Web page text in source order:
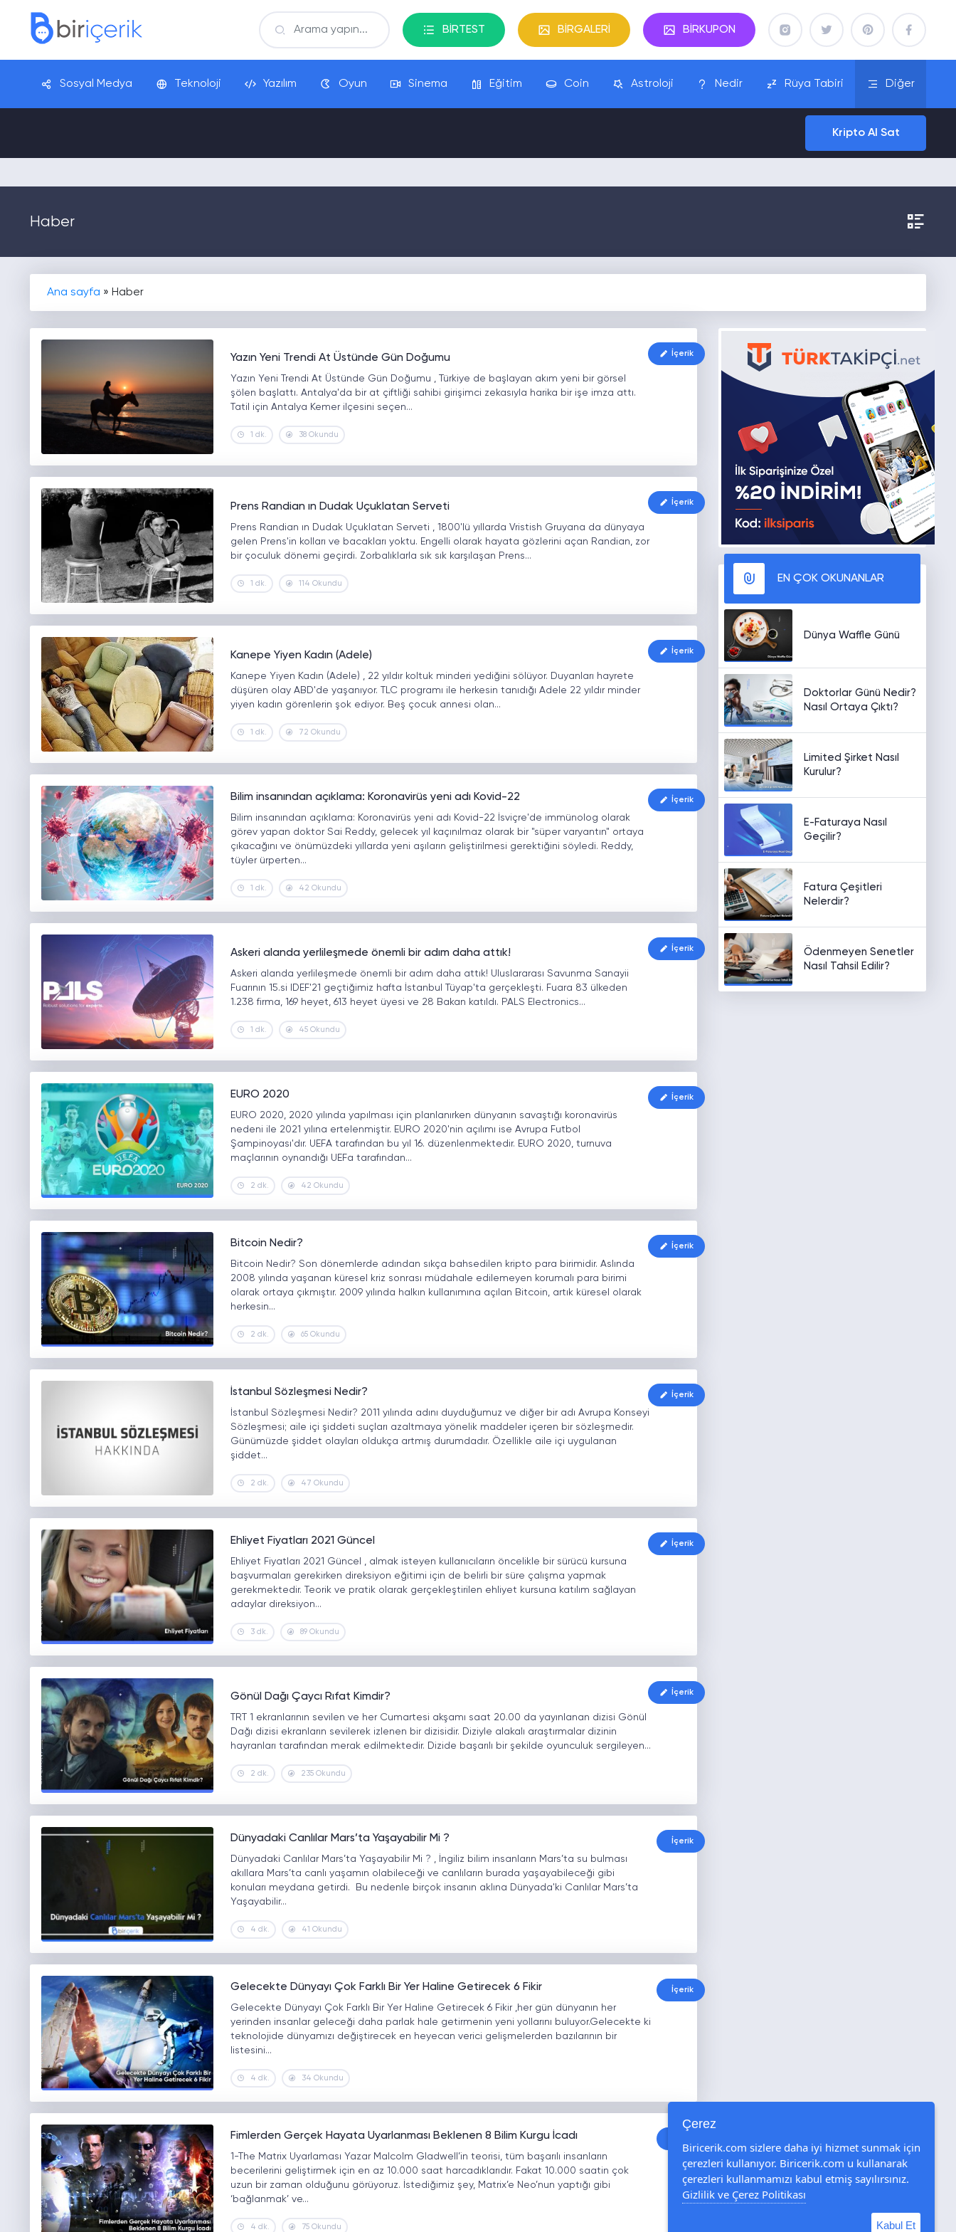
BİRTEST BİRGALERİ BİRKUPON
Sosyal Medya Teknoloji Yazılım Oyun Sinema Eğitim Coin Astroloji Nedir Rüya Tabiri Diğer
Kripto Al Sat
Haber
Ana sayfa » Haber
İçerik
Yazın Yeni Trendi At Üstünde Gün Doğumu
Yazın Yeni Trendi At Üstünde Gün Doğumu , Türkiye de başlayan akım yeni bir görsel
şölen başlattı. Antalya'da bir at çiftliği sahibi girişimci zekasıyla harika bir işe imza attı.
Tatil için Antalya Kemer ilçesini seçen…
1 dk. 38 Okundu
İçerik
Prens Randian ın Dudak Uçuklatan Serveti
Prens Randian ın Dudak Uçuklatan Serveti , 1800'lü yıllarda Vristish Gruyana da dünyaya
gelen Prens'in kolları ve bacakları yoktu. Engelli olarak hayata gözlerini açan Randian, zor
bir çoculuk dönemi geçirdi. Zorbalıklarla sık sık karşılaşan Prens…
1 dk. 114 Okundu
İçerik
Kanepe Yiyen Kadın (Adele)
Kanepe Yiyen Kadın (Adele) , 22 yıldır koltuk minderi yediğini sölüyor. Duyanları hayrete
düşüren olay ABD'de yaşanıyor. TLC programı ile herkesin tanıdığı Adele 22 yıldır minder
yiyen kadın görenlerin şok ediyor. Beş çocuk annesi olan…
1 dk. 72 Okundu
İçerik
Bilim insanından açıklama: Koronavirüs yeni adı Kovid-22
Bilim insanından açıklama: Koronavirüs yeni adı Kovid-22 İsviçre'de immünolog olarak
görev yapan doktor Sai Reddy, gelecek yıl kaçınılmaz olarak bir "süper varyantın" ortaya
çıkacağını ve önümüzdeki yıllarda yeni aşıların geliştirilmesi gerektiğini söyledi. Reddy,
tüyler ürperten…
1 dk. 42 Okundu
İçerik
Askeri alanda yerlileşmede önemli bir adım daha attık!
Askeri alanda yerlileşmede önemli bir adım daha attık! Uluslararası Savunma Sanayii
Fuarının 15.si IDEF'21 geçtiğimiz hafta İstanbul Tüyap'ta gerçekleşti. Fuara 83 ülkeden
1.238 firma, 169 heyet, 613 heyet üyesi ve 28 Bakan katıldı. PALS Electronics…
1 dk. 45 Okundu
İçerik
EURO 2020
EURO 2020, 2020 yılında yapılması için planlanırken dünyanın savaştığı koronavirüs
nedeni ile 2021 yılına ertelenmiştir. EURO 2020'nin açılımı ise Avrupa Futbol
Şampinoyası'dır. UEFA tarafından bu yıl 16. düzenlenmektedir. EURO 2020, turnuva
maçlarının oynandığı UEFa tarafından…
2 dk. 42 Okundu
İçerik
Bitcoin Nedir?
Bitcoin Nedir? Son dönemlerde adından sıkça bahsedilen kripto para birimidir. Aslında
2008 yılında yaşanan küresel kriz sonrası müdahale edilemeyen korumalı para birimi
olarak ortaya çıkmıştır. 2009 yılında halkın kullanımına açılan Bitcoin, artık küresel olarak
herkesin…
2 dk. 65 Okundu
İçerik
İstanbul Sözleşmesi Nedir?
İstanbul Sözleşmesi Nedir? 2011 yılında adını duyduğumuz ve diğer bir adı Avrupa Konseyi
Sözleşmesi; aile içi şiddeti suçları azaltmaya yönelik maddeler içeren bir sözleşmedir.
Günümüzde şiddet olayları oldukça artmış durumdadır. Özellikle aile içi uygulanan
şiddet…
2 dk. 47 Okundu
İçerik
Ehliyet Fiyatları 2021 Güncel
Ehliyet Fiyatları 2021 Güncel , almak isteyen kullanıcıların öncelikle bir sürücü kursuna
başvurmaları gerekirken direksiyon eğitimi için de belirli bir süre çalışma yapmak
gerekmektedir. Teorik ve pratik olarak gerçekleştirilen ehliyet kursuna katılım sağlayan
adaylar direksiyon…
3 dk. 89 Okundu
İçerik
Gönül Dağı Çaycı Rıfat Kimdir?
TRT 1 ekranlarının sevilen ve her Cumartesi akşamı saat 20.00 da yayınlanan dizisi Gönül
Dağı dizisi ekranların sevilerek izlenen bir dizisidir. Diziyle alakalı araştırmalar dizinin
hayranları tarafından merak edilmektedir. Dizide başarılı bir şekilde oyunculuk sergileyen…
2 dk. 235 Okundu
İçerik
Dünyadaki Canlılar Mars’ta Yaşayabilir Mi ?
Dünyadaki Canlılar Mars’ta Yaşayabilir Mi ? , İngiliz bilim insanların Mars’ta su bulması
akıllara Mars’ta canlı yaşamın olabileceği ve canlıların burada yaşayabileceği gibi
konuları meydana getirdi. Bu nedenle birçok insanın aklına Dünyada'ki Canlılar Mars’ta
Yaşayabilir…
4 dk. 41 Okundu
İçerik
Gelecekte Dünyayı Çok Farklı Bir Yer Haline Getirecek 6 Fikir
Gelecekte Dünyayı Çok Farklı Bir Yer Haline Getirecek 6 Fikir ,her gün dünyanın her
yerinden insanlar geleceği daha parlak hale getirmenin yeni yollarını buluyor.Gelecekte ki
teknolojide dünyamızı değiştirecek en heyecan verici gelişmelerden bazılarının bir
listesini…
4 dk. 34 Okundu
Fimlerden Gerçek Hayata Uyarlanması Beklenen 8 Bilim Kurgu İcadı
1-The Matrix Uyarlaması Yazar Malcolm Gladwell’in teorisi, tüm başarılı insanların
becerilerini geliştirmek için en az 10.000 saat harcadıklarıdır. Fakat 10.000 saatin çok
uzun bir zaman olduğunu görüyoruz. İstediğimiz şey, Matrix’e Neo’nun yaptığı gibi
‘bağlanmak’ ve…
4 dk. 75 Okundu
EN ÇOK OKUNANLAR
Dünya Waffle Günü
Doktorlar Günü Nedir?
Nasıl Ortaya Çıktı?
Limited Şirket Nasıl
Kurulur?
E-Faturaya Nasıl
Geçilir?
Fatura Çeşitleri
Nelerdir?
Ödenmeyen Senetler
Nasıl Tahsil Edilir?
Çerez
Biricerik.com sizlere daha iyi hizmet sunmak için
çerezleri kullanıyor. Biricerik.com u kullanarak
çerezleri kullanmamızı kabul etmiş sayılırsınız.
Gizlilik ve Çerez Politikası
Kabul Et